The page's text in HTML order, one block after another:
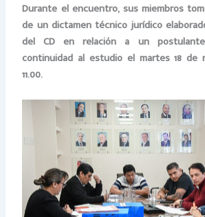
Durante el encuentro, sus miembros
de un dictamen técnico jurídico
del CD en relación a un
continuidad al estudio el martes 18 de
11.00.